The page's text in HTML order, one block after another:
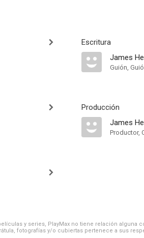
Escritura
James
Guión,
Producción
James
Productor,
y series, PlayMax no tiene relación alguna
fotografías y/o cubiertas pertenece a sus